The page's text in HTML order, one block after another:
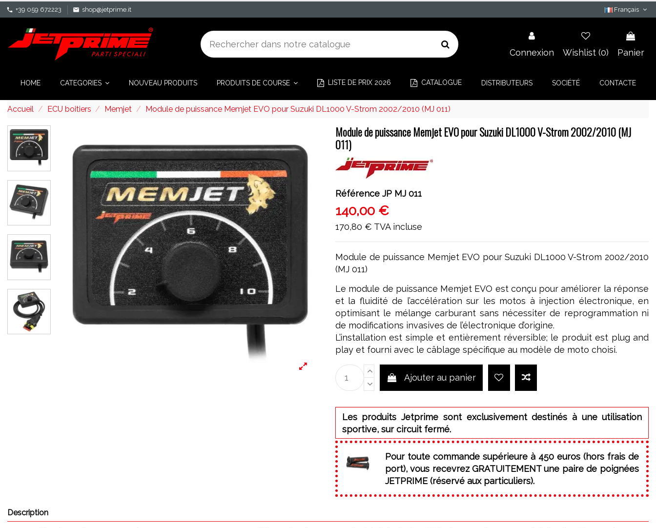
phone +39 059 672223 mail shop@jetprime.it Français
Connexion Wishlist (0) Panier
HOME CATEGORIES NOUVEAU PRODUITS PRODUITS DE COURSE LISTE DE PRIX 2026 CATALOGUE DISTRIBUTEURS SOCIÉTÉ CONTACTE
Accueil ECU boitiers Memjet Module de puissance Memjet EVO pour Suzuki DL1000 V-Strom 2002/2010 (MJ 011)
Module de puissance Memjet EVO pour Suzuki DL1000 V-Strom 2002/2010 (MJ
011)
Référence JP MJ 011
140,00 €
170,80 € TVA incluse
Module de puissance Memjet EVO pour Suzuki DL1000 V-Strom 2002/2010
(MJ 011)
Le module de puissance Memjet EVO est conçu pour améliorer la réponse
et la fluidité de l’accélération sur les motos à injection électronique, en
optimisant le mélange carburant sans nécessiter de reprogrammation ni
de modifications invasives de l’électronique d’origine.
L’installation est simple et entièrement réversible; le produit est plug and
play et fourni avec le câblage spécifique au modèle de moto choisi.
Ajouter au panier
Les produits Jetprime sont exclusivement destinés à une utilisation
sportive, sur circuit fermé.
Pour toute commande supérieure à 450 euros (hors frais de
port), vous recevrez GRATUITEMENT une paire de poignées
JETPRIME (réservé aux particuliers).
Description